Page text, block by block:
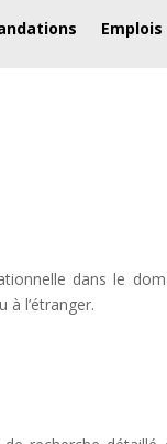
Emplois
dans le
l’étranger.